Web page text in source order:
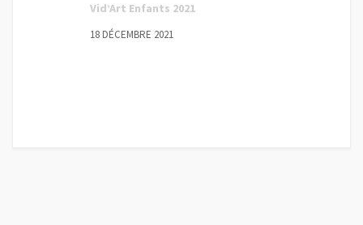
Vid’Art Enfants 2021
18 DÉCEMBRE 2021